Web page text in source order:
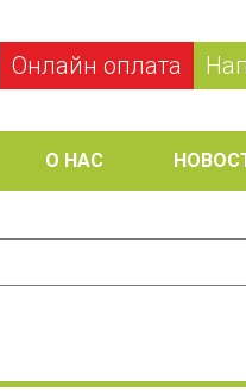
Онлайн оплата
О НАС